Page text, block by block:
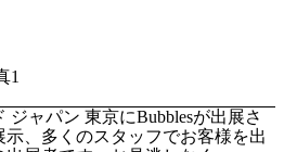
ジャパン 東京にBubblesが出展さ
、多くのスタッフでお客様を出